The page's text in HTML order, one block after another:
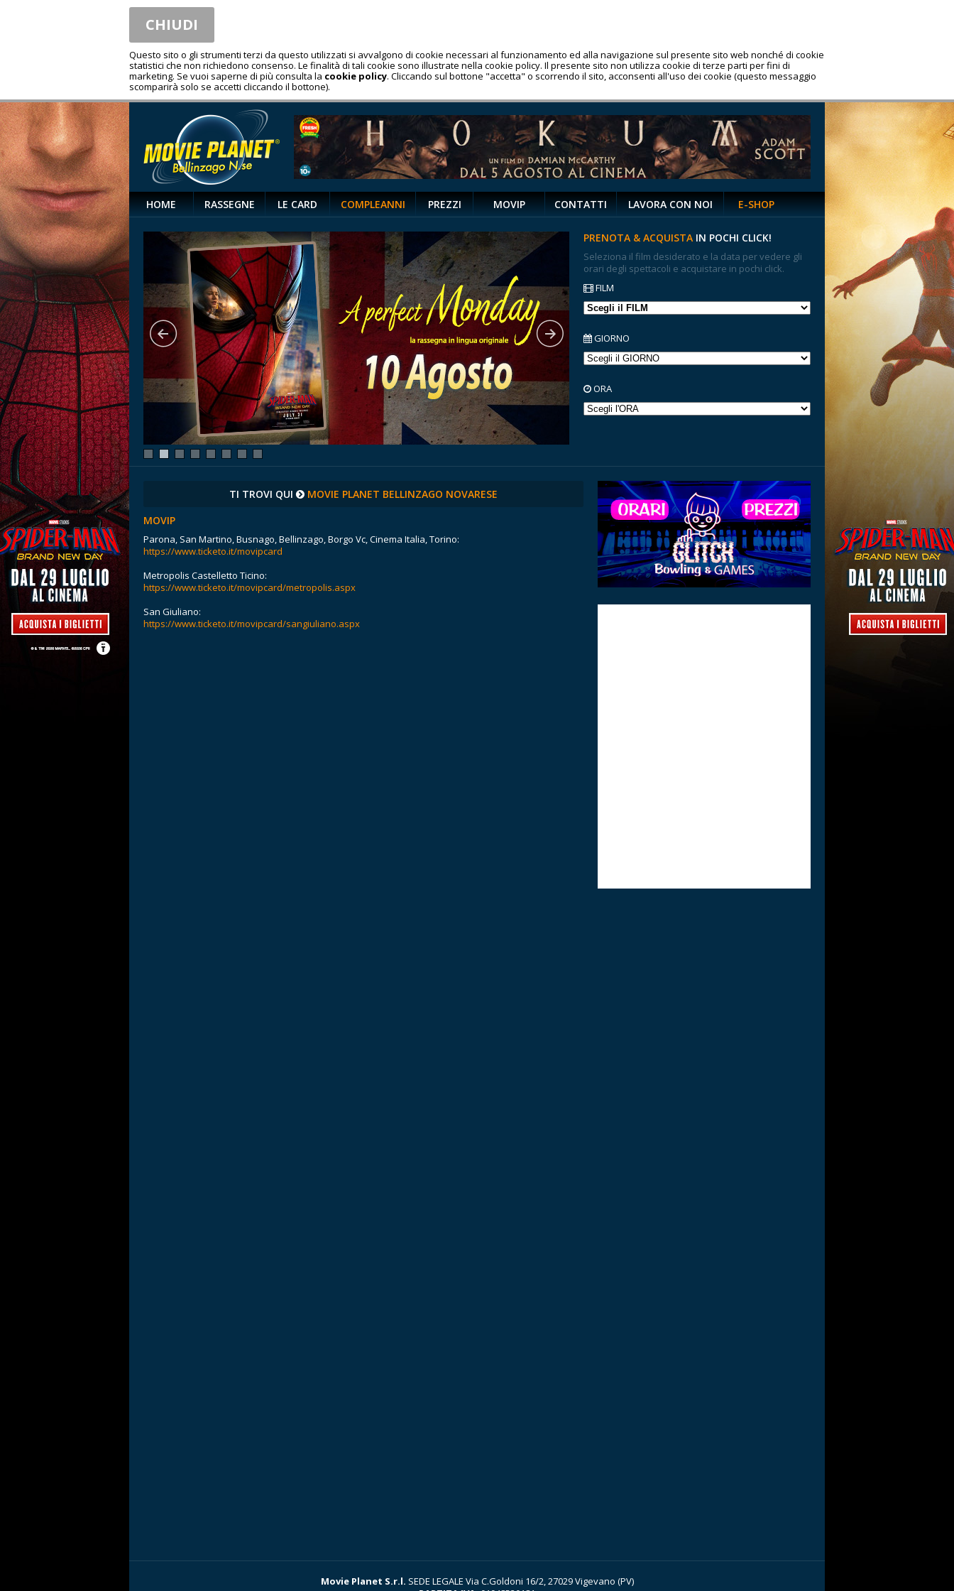
CHIUDI
Questo sito o gli strumenti terzi da questo utilizzati si avvalgono di cookie necessari al funzionamento ed alla navigazione sul presente sito web nonché di cookie
statistici che non richiedono consenso. Le finalità di tali cookie sono illustrate nella cookie policy. Il presente sito non utilizza cookie di terze parti per fini di
marketing. Se vuoi saperne di più consulta la cookie policy. Cliccando sul bottone "accetta" o scorrendo il sito, acconsenti all'uso dei cookie (questo messaggio
scomparirà solo se accetti cliccando il bottone).
HOME RASSEGNE LE CARD COMPLEANNI PREZZI MOVIP CONTATTI LAVORA CON NOI E-SHOP
PRENOTA & ACQUISTA IN POCHI CLICK!
Seleziona il film desiderato e la data per vedere gli
orari degli spettacoli e acquistare in pochi click.
FILM
GIORNO
ORA
TI TROVI QUI
MOVIE PLANET BELLINZAGO NOVARESE
MOVIP
Parona, San Martino, Busnago, Bellinzago, Borgo Vc, Cinema Italia, Torino:
https://www.ticketo.it/movipcard
Metropolis Castelletto Ticino:
https://www.ticketo.it/movipcard/metropolis.aspx
San Giuliano:
https://www.ticketo.it/movipcard/sangiuliano.aspx
Movie Planet S.r.l. SEDE LEGALE Via C.Goldoni 16/2, 27029 Vigevano (PV)